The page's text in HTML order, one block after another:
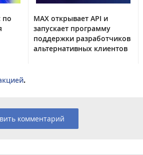
по
MAX открывает API и
запускает программу
поддержки разработчиков
альтернативных клиентов
.
комментарий